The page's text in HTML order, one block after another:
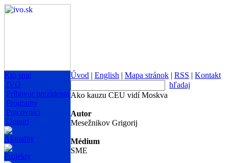
Kto sme
IVO
Príhovor prezidenta
Programy
Pracovníci
Donori
Aktuality
Projekty
Úvod | English | Mapa stránok | RSS | Kontakt
hľadaj
Ako kauzu CEU vidí Moskva
Autor
Mesežnikov Grigorij
Médium
SME